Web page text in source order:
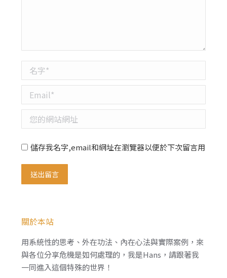
名字 *
Email *
您的網站網址
儲存我名字,email和網址在瀏覽器以便於下次留言用
送出留言
關於本站
用系統性的思考、外在功法、內在心法與實際案例，來
與各位分享危機是如何處理的，我是Hans，請跟著我
一同進入這個特殊的世界！